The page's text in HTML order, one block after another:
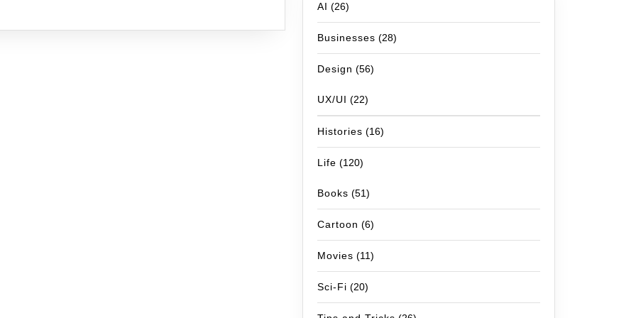
AI (26)
Businesses (28)
Design (56)
UX/UI (22)
Histories (16)
Life (120)
Books (51)
Cartoon (6)
Movies (11)
Sci-Fi (20)